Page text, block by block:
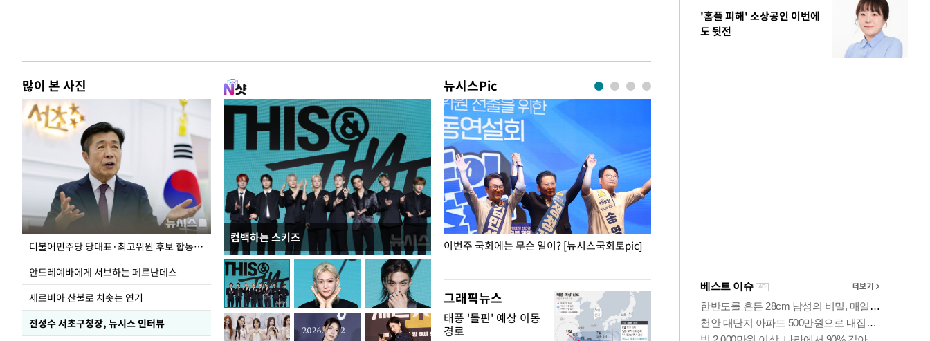
많이 본 사진
더불어민주당 당대표·최고위원 후보 합동연설회
안드레예바에게 서브하는 페르난데스
세르비아 산불로 치솟는 연기
전성수 서초구청장, 뉴시스 인터뷰
컴백하는 스키즈
뉴시스Pic
이 대통령, 국가폭력 피해자에 위로·사과…"국가
가 책임지고 치유"
이번주 국회에는 무슨 일이? [뉴시스국회토pic]
그래픽뉴스
태풍 '돌핀' 예상 이동
경로
'홈플 피해' 소상공인 이번에
도 뒷전